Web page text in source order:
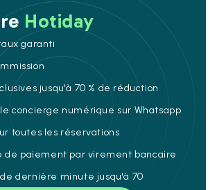
Hotiday
garanti
jusqu'à 70 % de réduction
concierge numérique sur Whatsapp
toutes les réservations
de paiement par virement bancaire
de dernière minute jusqu'à 70